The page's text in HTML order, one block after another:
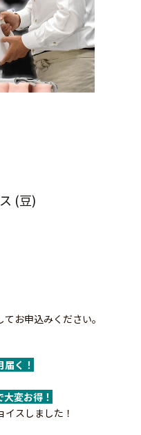
(豆)
お申込みください。
く！
変お得！
スしました！